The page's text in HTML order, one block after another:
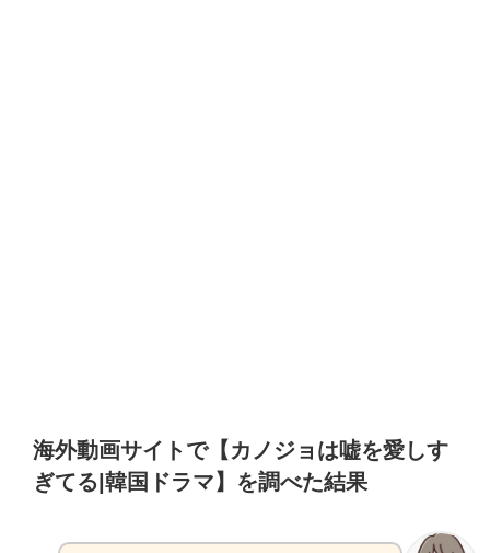
海外動画サイトで【カノジョは嘘を愛しす
ぎてる 韓国ドラマ】を調べた結果